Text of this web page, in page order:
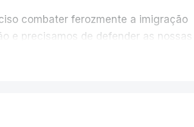
combater ferozmente a imigração
e precisamos de defender as nossas